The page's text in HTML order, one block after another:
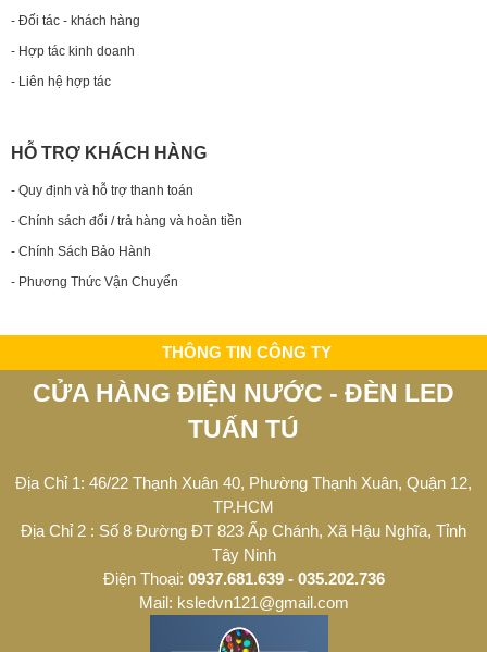
- Đối tác - khách hàng
- Hợp tác kinh doanh
- Liên hệ hợp tác
HỖ TRỢ KHÁCH HÀNG
- Quy định và hỗ trợ thanh toán
- Chính sách đổi / trả hàng và hoàn tiền
- Chính Sách Bảo Hành
- Phương Thức Vận Chuyển
THÔNG TIN CÔNG TY
CỬA HÀNG ĐIỆN NƯỚC - ĐÈN LED
TUẤN TÚ
Địa Chỉ 1: 46/22 Thạnh Xuân 40, Phường Thạnh Xuân, Quận 12,
TP.HCM
Địa Chỉ 2 : Số 8 Đường ĐT 823 Ấp Chánh, Xã Hậu Nghĩa, Tỉnh
Tây Ninh
Điện Thoại: 0937.681.639 - 035.202.736
Mail: ksledvn121@gmail.com